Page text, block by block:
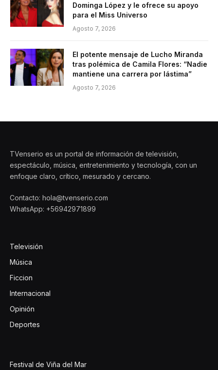
Dominga López y le ofrece su apoyo
para el Miss Universo
Agosto 7, 2026
El potente mensaje de Lucho Miranda
tras polémica de Camila Flores: “Nadie
mantiene una carrera por lástima”
Agosto 7, 2026
TVenserio es un portal de información de televisión,
espectáculo, música, entretenimiento y tecnología, con un
enfoque claro, crítico, mesurado y cercano.
Contacto: hola@tvenserio.com
WhatsApp: +56942971899
Televisión
Música
Ficcion
Internacional
Opinión
Deportes
Festival de Viña del Mar